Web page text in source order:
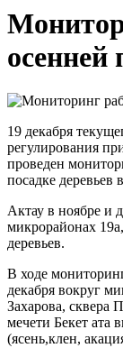
осенней
19 декабря
регулирования
проведен
посадке деревьев
Актау в ноябре и
микрорайонах 19а,
деревьев.
В ходе
декабря вокруг
Захарова, сквера
мечети Бекет ата
(ясень,клен,